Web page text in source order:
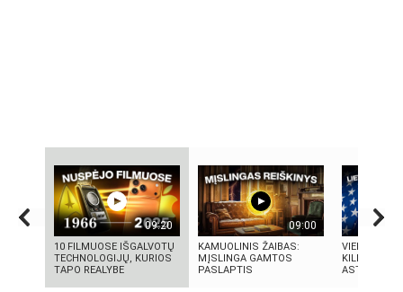
09:20
10 FILMUOSE IŠGALVOTŲ
TECHNOLOGIJŲ, KURIOS
TAPO REALYBE
09:00
KAMUOLINIS ŽAIBAS:
MĮSLINGA GAMTOS
PASLAPTIS
VIENINTELIS
KILMĖS